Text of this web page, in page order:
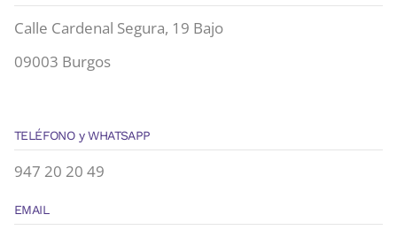
Calle Cardenal Segura, 19 Bajo
09003 Burgos
TELÉFONO y WHATSAPP
947 20 20 49
EMAIL